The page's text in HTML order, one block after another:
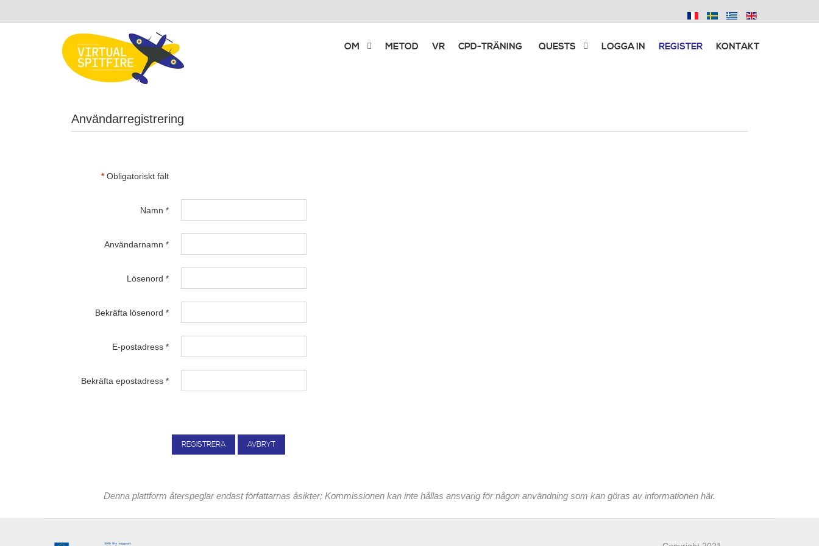
OM METOD VR CPD-TRÄNING QUESTS LOGGA IN REGISTER KONTAKT
Användarregistrering
*Obligatoriskt fält
Namn *
Användarnamn *
Lösenord *
Bekräfta lösenord *
E-postadress *
Bekräfta epostadress *
REGISTRERA AVBRYT
Denna plattform återspeglar endast författarnas åsikter; Kommissionen kan inte hållas ansvarig för någon användning som kan göras av informationen här.